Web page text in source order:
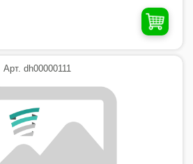
Арт. dh00000111